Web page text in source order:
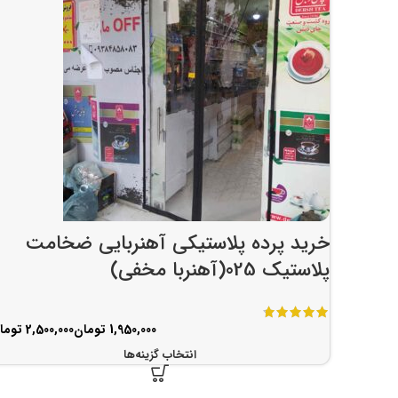
خرید پرده پلاستیکی آهنربایی ضخامت
پلاستیک 025(آهنربا مخفی)
تومان
انتخاب گزینه‌ها